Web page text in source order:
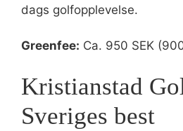
dags golfopplevelse.
Greenfee: Ca. 950 SEK
Kristianstad
Sveriges best